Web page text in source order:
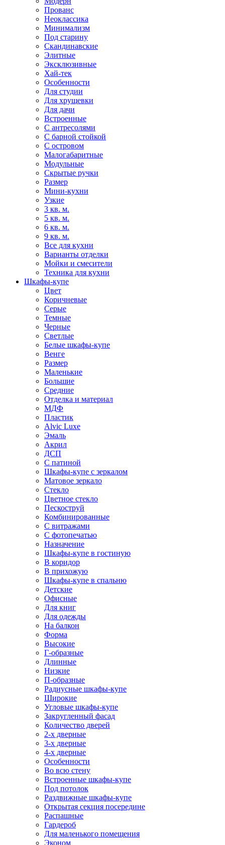
Прованс
Неоклассика
Минимализм
Под старину
Скандинавские
Элитные
Эксклюзивные
Хай-тек
Особенности
Для студии
Для хрущевки
Для дачи
Встроенные
С антресолями
С барной стойкой
С островом
Малогабаритные
Модульные
Скрытые ручки
Размер
Мини-кухни
Узкие
3 кв. м.
5 кв. м.
6 кв. м.
9 кв. м.
Все для кухни
Варианты отделки
Мойки и смесители
Техника для кухни
Шкафы-купе
Цвет
Коричневые
Серые
Темные
Черные
Светлые
Белые шкафы-купе
Венге
Размер
Маленькие
Большие
Средние
Отделка и материал
МДФ
Пластик
Alvic Luxe
Эмаль
Акрил
ДСП
С патиной
Шкафы-купе с зеркалом
Матовое зеркало
Стекло
Цветное стекло
Пескоструй
Комбинированные
С витражами
С фотопечатью
Назначение
Шкафы-купе в гостиную
В коридор
В прихожую
Шкафы-купе в спальню
Детские
Офисные
Для книг
Для одежды
На балкон
Форма
Высокие
Г-образные
Длинные
Низкие
П-образные
Радиусные шкафы-купе
Широкие
Угловые шкафы-купе
Закругленный фасад
Количество дверей
2-х дверные
3-х дверные
4-х дверные
Особенности
Во всю стену
Встроенные шкафы-купе
Под потолок
Раздвижные шкафы-купе
Открытая секция посередине
Распашные
Гардероб
Для маленького помещения
Эконом